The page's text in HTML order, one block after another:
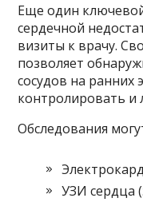
Еще один
сердечной
визиты к врачу.
позволяет
сосудов на ранних
контролировать и
Обследования
УЗИ сердца